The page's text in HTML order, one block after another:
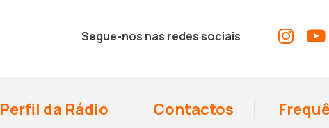
Segue-nos nas redes sociais
Perfil da Rádio Contactos